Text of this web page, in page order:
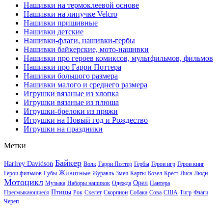
Нашивки на термоклеевой основе
Нашивки на липучке Velcro
Нашивки пришивные
Нашивки детские
Нашивки-флаги, нашивки-гербы
Нашивки байкерские, мото-нашивки
Нашивки про героев комиксов, мультфильмов, фильмов
Нашивки про Гарри Поттера
Нашивки большого размера
Нашивки малого и среднего размера
Игрушки вязаные из хлопка
Игрушки вязаные из плюша
Игрушки-брелоки из пряжи
Игрушки на Новый год и Рождество
Игрушки на праздники
Метки
Harlrey Davidson Байкер Волк Гарри Поттер Гербы Герои игр Герои книг
Герои фильмов Губы Животные Журавль Змея Карты Козел Крест Лиса Люди
Мотоцикл Музыка Наборы нашивок Одежда Орел Пантера
Пресмыкающиеся Птицы Рок Скелет Скорпион Собака Сова США Тигр Флаги
Череп